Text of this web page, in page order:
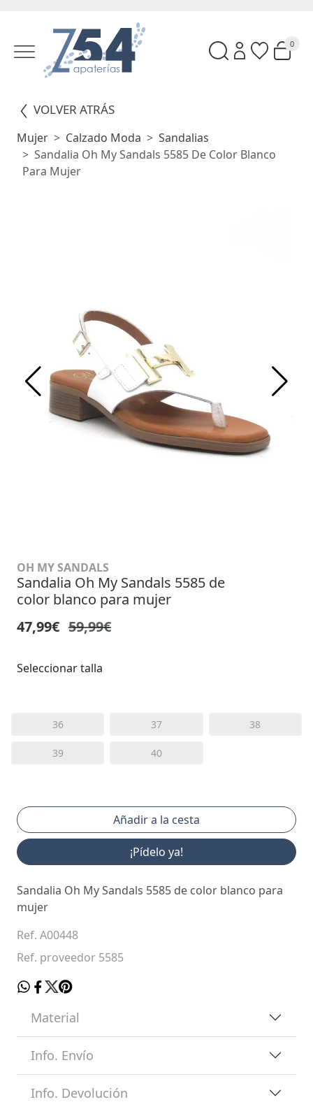
0
VOLVER ATRÁS
Mujer Calzado Moda
Sandalias
Sandalia Oh My Sandals 5585 De Color Blanco
Para Mujer
OH MY SANDALS
Sandalia Oh My Sandals 5585 de
color blanco para mujer
47,99€ 59,99€
Seleccionar talla
36 37 38
39 40
¡Pídelo ya!
Sandalia Oh My Sandals 5585 de color blanco para
mujer
Ref. A00448
Ref. proveedor 5585
Material
Info. Envío
Info. Devolución